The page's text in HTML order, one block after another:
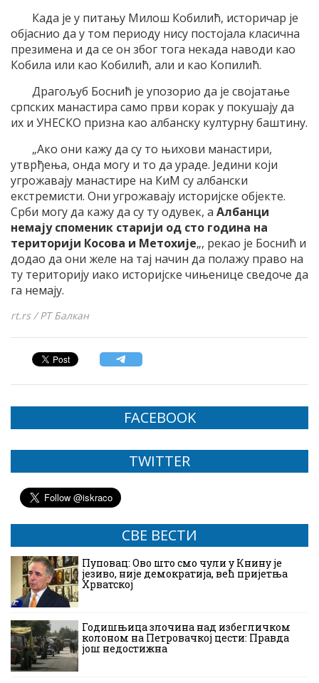
Када је у питању Милош Кобилић, историчар је
објаснио да у том периоду нису постојала класична
презимена и да се он због тога некада наводи као
Кобила или као Кобилић, али и као Копилић.
Драгољуб Боснић је упозорио да је својатање
српских манастира само први корак у покушају да
их и УНЕСКО призна као албанску културну баштину.
„Ако они кажу да су то њихови манастири,
утврђења, онда могу и то да ураде. Једини који
угрожавају манастире на КиМ су албански
екстремисти. Они угрожавају историјске објекте.
Срби могу да кажу да су ту одувек, а Албанци
немају споменик старији од сто година на
територији Косова и Метохије„, рекао је Боснић и
додао да они желе на тај начин да полажу право на
ту територију иако историјске чињенице сведоче да
га немају.
rt.rs / РТ Балкан
FACEBOOK
TWITTER
СВЕ ВЕСТИ
Пуповац: Ово што смо чули у Книну је
језиво, није демократија, већ пријетња
Хрватској
Годишњица злочина над избегличком
колоном на Петровачкој цести: Правда
још недостижна